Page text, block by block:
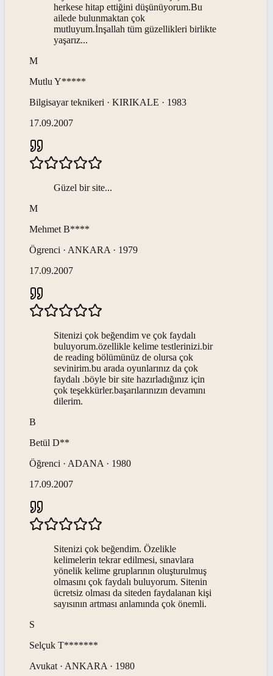
herkese hitap ettiğini düşünüyorum.Bu
ailede bulunmaktan çok
mutluyum.İnşallah tüm güzellikleri birlikte
yaşarız...
M
Mutlu Y*****
Bilgisayar teknikeri · KIRIKALE · 1983
17.09.2007
Güzel bir site...
M
Mehmet B****
Ögrenci · ANKARA · 1979
17.09.2007
Sitenizi çok beğendim ve çok faydalı
buluyorum.özellikle kelime testlerinizi.bir
de reading bölümünüz de olursa çok
sevinirim.bu arada oyunlarınız da çok
faydalı .böyle bir site hazırladığınız için
çok teşekkürler.başarılarınızın devamını
dilerim.
B
Betül D**
Öğrenci · ADANA · 1980
17.09.2007
Sitenizi çok beğendim. Özelikle
kelimelerin tekrar edilmesi, sınavlara
yönelik kelime gruplarının oluşturulmuş
olmasını çok faydalı buluyorum. Sitenin
ücretsiz olması da siteden faydalanan kişi
sayısının artması anlamında çok önemli.
S
Selçuk T*******
Avukat · ANKARA · 1980